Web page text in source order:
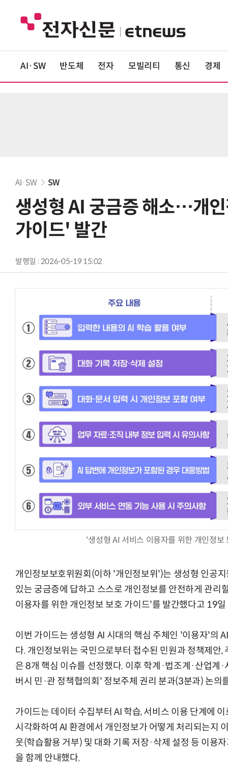
AI·SW 반도체 전자 모빌리티 통신 경제
AI·SW SW
생성형 AI 궁금증 해소…개
가이드' 발간
발행일 : 2026-05-19 15:02
'생성형 AI 서비스 이용자를 위한 개인정보
개인정보보호위원회(이하 '개인정보위')는 생성형 인공
있는 궁금증에 답하고 스스로 개인정보를 안전하게 관리
이용자를 위한 개인정보 보호 가이드'를 발간했다고 19일
이번 가이드는 생성형 AI 시대의 핵심 주체인 '이용자'의
다. 개인정보위는 국민으로부터 접수된 민원과 정책제안,
은 8개 핵심 이슈를 선정했다. 이후 학계·법조계·산업계
버시 민·관 정책협의회' 정보주체 권리 분과(3분과) 논의
가이드는 데이터 수집부터 AI 학습, 서비스 이용 단계에
시각화하여 AI 환경에서 개인정보가 어떻게 처리되는지
웃(학습활용 거부) 및 대화 기록 저장·삭제 설정 등 이용
을 함께 안내했다.
AI × Design : UX 디자이너의 5가지 생존 전략과 실전 대응